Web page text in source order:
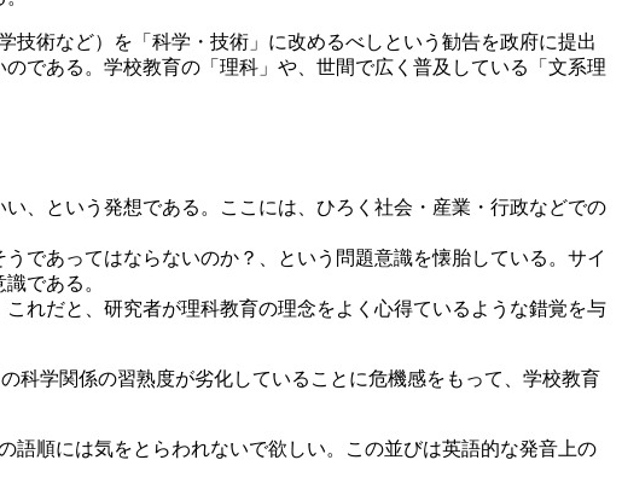
術など）を「科学・技術」に改めるべしという勧告を政府に提出
である。学校教育の「理科」や、世間で広く普及している「文系理
、という発想である。ここには、ひろく社会・産業・行政などでの
であってはならないのか？、という問題意識を懐胎している。サイ
である。
れだと、研究者が理科教育の理念をよく心得ているような錯覚を与
科学関係の習熟度が劣化していることに危機感をもって、学校教育
語順には気をとらわれないで欲しい。この並びは英語的な発音上の